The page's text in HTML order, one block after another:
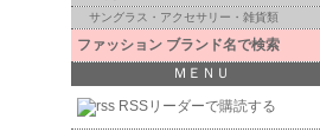
サングラス・アクセサリー・雑貨類
ファッション ブランド名で検索
ＭＥＮＵ
RSSリーダーで購読する